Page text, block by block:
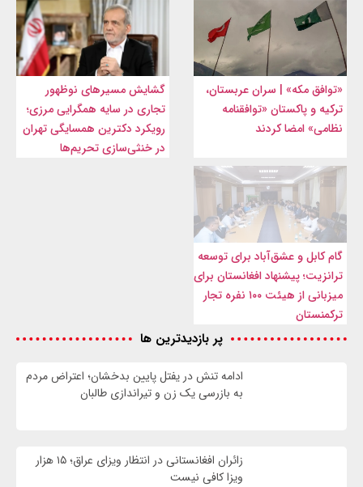
«توافق مکه» | سران عربستان،
ترکیه و پاکستان «توافقنامه
نظامی» امضا کردند
گشایش مسیرهای نوظهور
تجاری در سایه همگرایی مرزی؛
رویکرد دکترین همسایگی تهران
در خنثی‌سازی تحریم‌ها
گام کابل و عشق‌آباد برای توسعه
ترانزیت؛ پیشنهاد افغانستان برای
میزبانی از هیئت ۱۰۰ نفره تجار
ترکمنستان
پر بازدیدترین ها
ادامه تنش در یفتل پایین بدخشان؛ اعتراض مردم
به بازرسی یک زن و تیراندازی طالبان
زائران افغانستانی در انتظار ویزای عراق؛ ۱۵ هزار
ویزا کافی نیست